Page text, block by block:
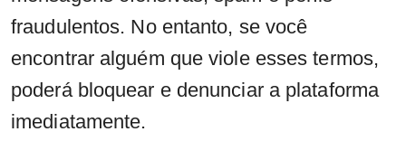
fraudulentos. No entanto, se você
encontrar alguém que viole esses termos,
poderá bloquear e denunciar a plataforma
imediatamente.